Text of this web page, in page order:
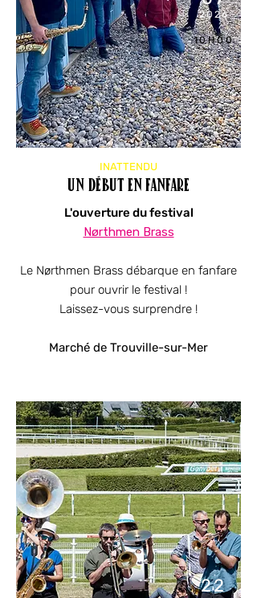
10H00
2026
INATTENDU
un début en fanfare
L'ouverture du festival
Nørthmen Brass
Le Nørthmen Brass débarque en fanfare
pour ouvrir le festival !
Laissez-vous surprendre !
Marché de Trouville-sur-Mer
22